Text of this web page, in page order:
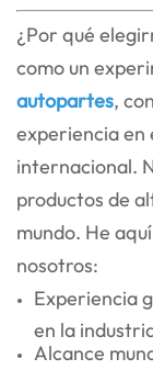
¿Por qué
como un
autopartes,
experiencia en
internacional.
productos de
mundo. He
nosotros:
Experiencia
en la
Alcance